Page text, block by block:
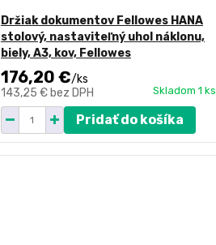
Držiak dokumentov Fellowes HANA
stolový, nastaviteľný uhol náklonu,
biely, A3, kov, Fellowes
176,20 €/ks
143,25 € bez DPH Skladom 1 ks
Pridať do košíka